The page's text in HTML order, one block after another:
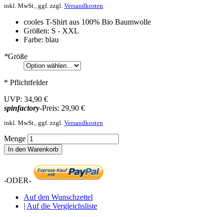
inkl. MwSt., ggf. zzgl. Versandkosten
cooles T-Shirt aus 100% Bio Baumwolle
Größen: S - XXL
Farbe: blau
*Größe
* Pflichtfelder
UVP: 34,90 €
spinfactory-Preis: 29,90 €
inkl. MwSt., ggf. zzgl. Versandkosten
Menge
In den Warenkorb
-ODER-
Auf den Wunschzettel
| Auf die Vergleichsliste